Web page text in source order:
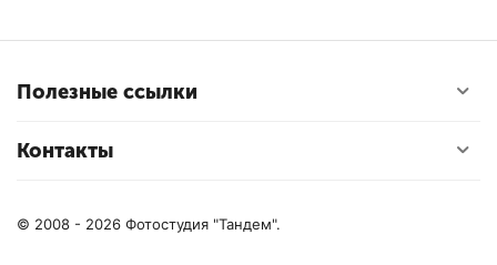
Полезные ссылки
Контакты
© 2008 - 2026 Фотостудия "Тандем".